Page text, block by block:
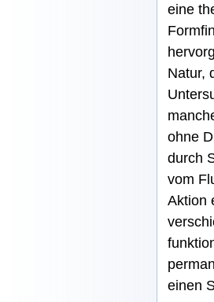
eine
Natur,
ohne
durch
vom
Aktion
einen